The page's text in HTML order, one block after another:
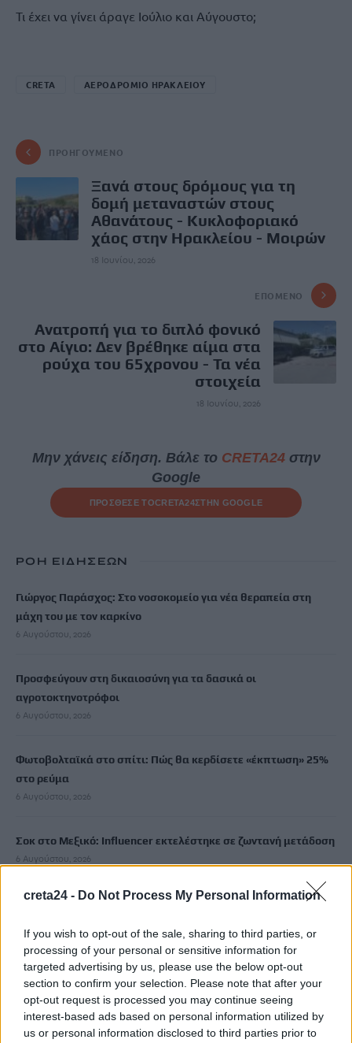
creta24 - Do Not Process My Personal Information
If you wish to opt-out of the sale, sharing to third parties, or
processing of your personal or sensitive information for
targeted advertising by us, please use the below opt-out
section to confirm your selection. Please note that after your
opt-out request is processed you may continue seeing
interest-based ads based on personal information utilized by
us or personal information disclosed to third parties prior to
Τι έχει να γίνει άραγε Ιούλιο και Αύγουστο;
CRETA ΑΕΡΟΔΡΟΜΙΟ ΗΡΑΚΛΕΙΟΥ
ΠΡΟΗΓΟΎΜΕΝΟ
Ξανά στους δρόμους για τη
δομή μεταναστών στους
Αθανάτους - Κυκλοφοριακό
χάος στην Ηρακλείου - Μοιρών
18 Ιουνίου, 2026
ΕΠΌΜΕΝΟ
Ανατροπή για το διπλό φονικό
στο Αίγιο: Δεν βρέθηκε αίμα στα
ρούχα του 65χρονου - Τα νέα
στοιχεία
18 Ιουνίου, 2026
Μην χάνεις είδηση. Βάλε το CRETA24στην
Google
ΠΡΟΣΘΕΣΕ ΤΟCRETA24ΣΤΗΝ GOOGLE
ΡΟΗ ΕΙΔΗΣΕΩΝ
Γιώργος Παράσχος: Στο νοσοκομείο για νέα θεραπεία στη
μάχη του με τον καρκίνο
6 Αυγούστου, 2026
Προσφεύγουν στη δικαιοσύνη για τα δασικά οι
αγροτοκτηνοτρόφοι
6 Αυγούστου, 2026
Φωτοβολταϊκά στο σπίτι: Πώς θα κερδίσετε «έκπτωση» 25%
στο ρεύμα
6 Αυγούστου, 2026
Σοκ στο Μεξικό: Influencer εκτελέστηκε σε ζωντανή μετάδοση
6 Αυγούστου, 2026
ΠΑΓΝΗ: Στο πλευρό των μικρών μαχητών ο Βλαδίμηρος
6 Αυγούστου, 2026
Έπαιξε μουσική σε λιοντάρια και αυτά «ημέρεψαν» – Το viral
βίντεο με την αντίδρασή τους
6 Αυγούστου, 2026